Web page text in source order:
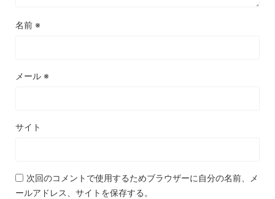
名前 ※
メール ※
サイト
次回のコメントで使用するためブラウザーに自分の名前、メ
ールアドレス、サイトを保存する。